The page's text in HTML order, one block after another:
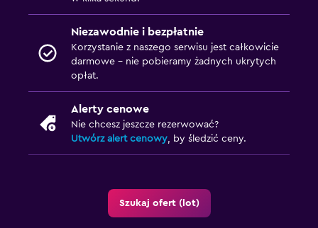
Niezawodnie i bezpłatnie
Korzystanie z naszego serwisu jest całkowicie
darmowe – nie pobieramy żadnych ukrytych
opłat.
Alerty cenowe
Nie chcesz jeszcze rezerwować?
Utwórz alert cenowy , by śledzić ceny.
Szukaj ofert (lot)